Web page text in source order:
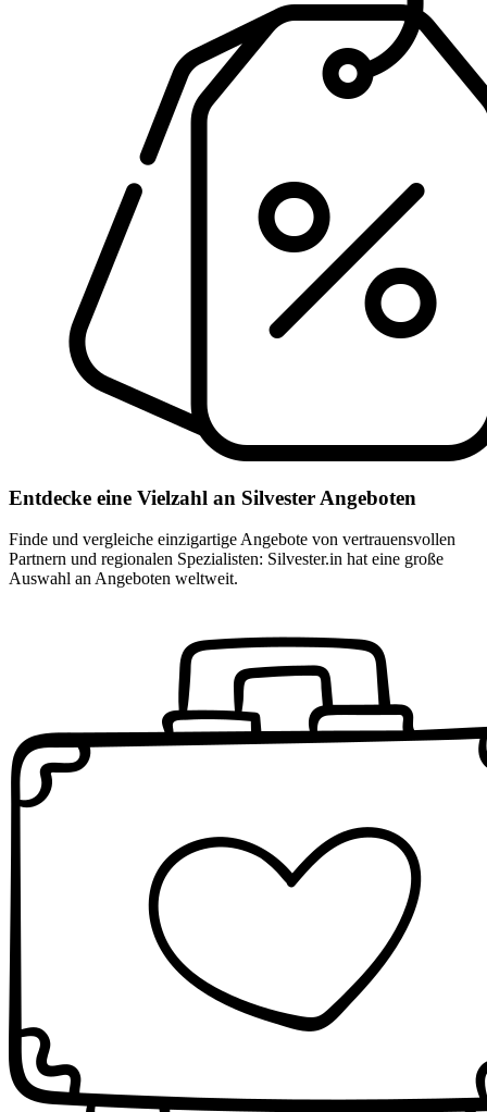
Entdecke eine Vielzahl an Silvester Angeboten
Finde und vergleiche einzigartige Angebote von vertrauensvollen
Partnern und regionalen Spezialisten: Silvester.in hat eine große
Auswahl an Angeboten weltweit.